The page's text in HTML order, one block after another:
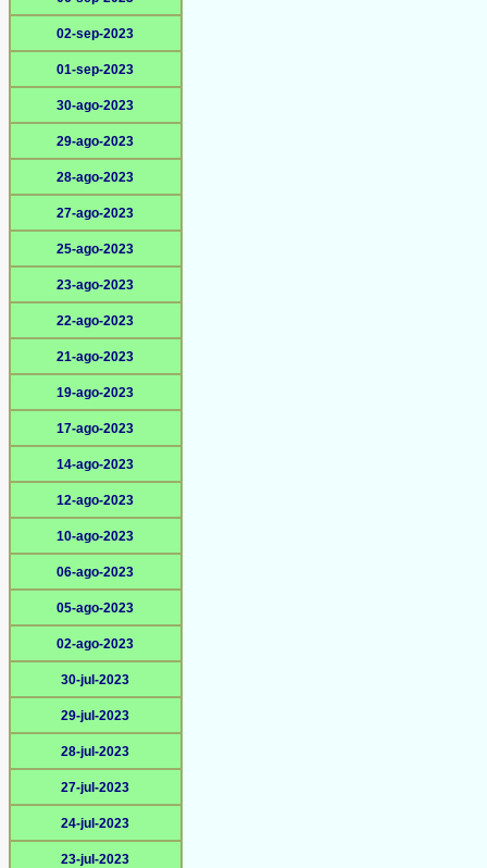
02-sep-2023
01-sep-2023
30-ago-2023
29-ago-2023
28-ago-2023
27-ago-2023
25-ago-2023
23-ago-2023
22-ago-2023
21-ago-2023
19-ago-2023
17-ago-2023
14-ago-2023
12-ago-2023
10-ago-2023
06-ago-2023
05-ago-2023
02-ago-2023
30-jul-2023
29-jul-2023
28-jul-2023
27-jul-2023
24-jul-2023
23-jul-2023